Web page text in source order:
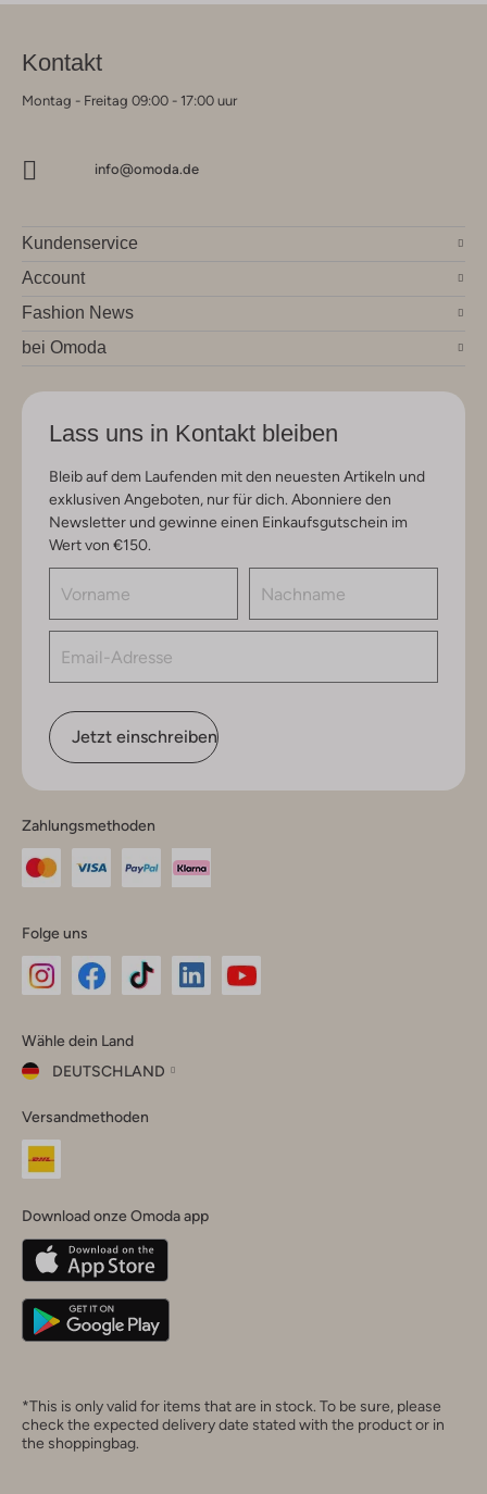
Kontakt
Montag - Freitag 09:00 - 17:00 uur
info@omoda.de
Kundenservice
Account
Fashion News
bei Omoda
Lass uns in Kontakt bleiben
Bleib auf dem Laufenden mit den neuesten Artikeln und
exklusiven Angeboten, nur für dich. Abonniere den
Newsletter und gewinne einen Einkaufsgutschein im
Wert von €150.
Jetzt einschreiben
Zahlungsmethoden
Folge uns
Instagram
Facebook
TikTok
Wähle dein Land
DEUTSCHLAND
dein
Land
Belgique(Français)
Deutschland
Versandmethoden
Download onze Omoda app
*This is only valid for items that are in stock. To be sure, please
check the expected delivery date stated with the product or in
the shoppingbag.